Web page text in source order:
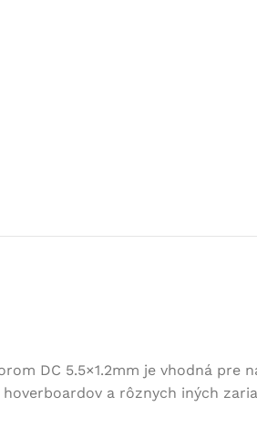
DC 5.5×1.2mm je vhodná pre
a rôznych iných